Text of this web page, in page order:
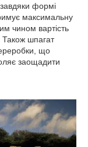
формі
максимальну
чином вартість
Також шпагат
що
заощадити